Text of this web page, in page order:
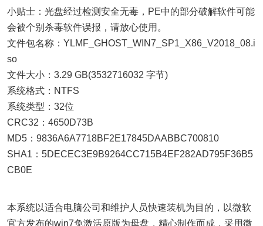
小贴士：光盘经过检测安全无毒，PE中的部分破解软件可能
会被个别杀毒软件误报，请放心使用。
文件包名称：YLMF_GHOST_WIN7_SP1_X86_V2018_08.i
so
文件大小：3.29 GB(3532716032 字节)
系统格式：NTFS
系统类型：32位
CRC32：4650D73B
MD5：9836A6A7718BF2E17845DAABBC700810
SHA1：5DECEC3E9B9264CC715B4EF282AD795F36B5
CB0E
本系统以适合电脑公司和维护人员快速装机为目的，以微软
官方发布的win7免激活原版为母盘，精心制作而成，采用微